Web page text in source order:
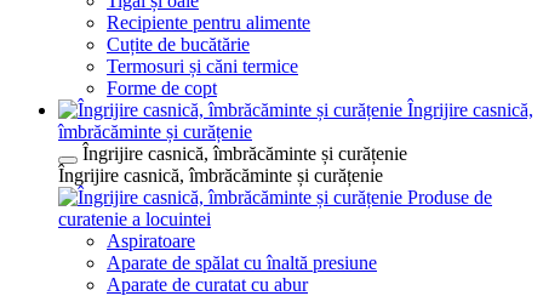
Recipiente pentru alimente
Cuțite de bucătărie
Termosuri și căni termice
Forme de copt
Îngrijire casnică,
îmbrăcăminte și curățenie
Îngrijire casnică, îmbrăcăminte și curățenie
Îngrijire casnică, îmbrăcăminte și curățenie
Produse de
curatenie a locuintei
Aspiratoare
Aparate de spălat cu înaltă presiune
Aparate de curatat cu abur